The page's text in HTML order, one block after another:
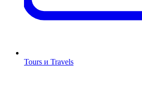
Tours и Travels